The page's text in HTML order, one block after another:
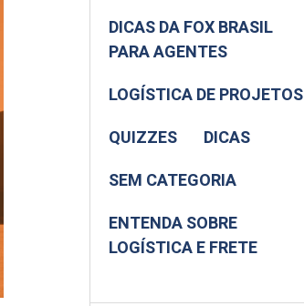
DICAS DA FOX BRASIL
PARA AGENTES
LOGÍSTICA DE PROJETOS
QUIZZES
DICAS
SEM CATEGORIA
ENTENDA SOBRE
LOGÍSTICA E FRETE